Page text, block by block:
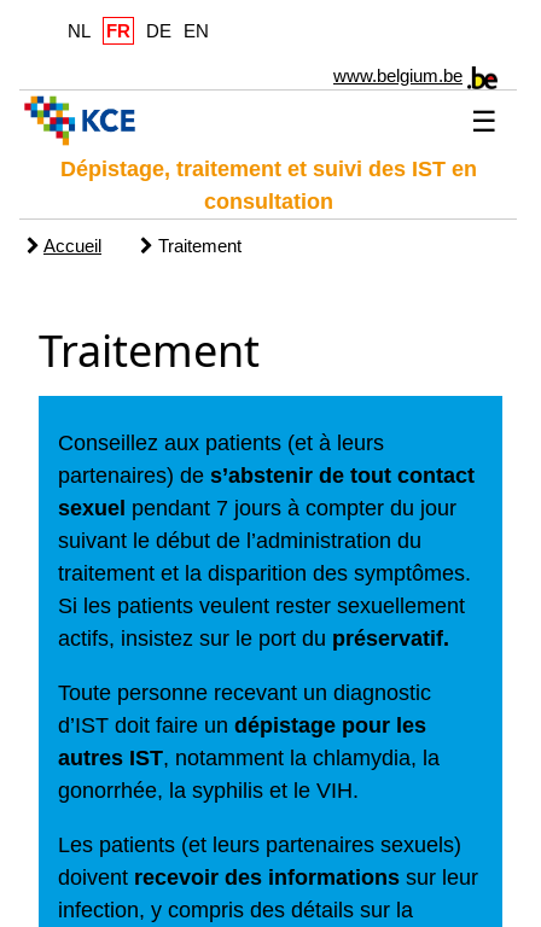
NL FR DE EN
www.belgium.be
☰
Dépistage, traitement et suivi des IST en
consultation
Accueil Traitement
Traitement
Conseillez aux patients (et à leurs
partenaires) de s’abstenir de tout contact
sexuel pendant 7 jours à compter du jour
suivant le début de l’administration du
traitement et la disparition des symptômes.
Si les patients veulent rester sexuellement
actifs, insistez sur le port du préservatif.
Toute personne recevant un diagnostic
d’IST doit faire un dépistage pour les
autres IST, notamment la chlamydia, la
gonorrhée, la syphilis et le VIH.
Les patients (et leurs partenaires sexuels)
doivent recevoir des informations sur leur
infection, y compris des détails sur la